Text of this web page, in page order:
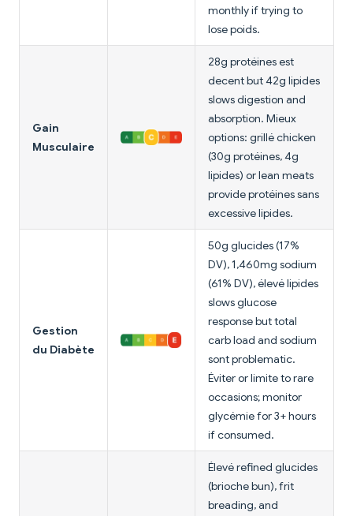
monthly if trying to
lose poids.
Gain
Musculaire
28g protéines est
decent but 42g lipides
slows digestion and
absorption. Mieux
options: grillé chicken
(30g protéines, 4g
lipides) or lean meats
provide protéines sans
excessive lipides.
Gestion
du Diabète
50g glucides (17%
DV), 1,460mg sodium
(61% DV), élevé lipides
slows glucose
response but total
carb load and sodium
sont problematic.
Éviter or limite to rare
occasions; monitor
glycémie for 3+ hours
if consumed.
Élevé refined glucides
(brioche bun), frit
breading, and